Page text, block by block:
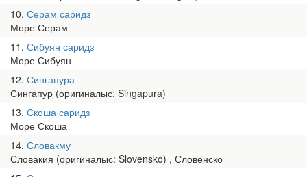
10 Серам саридз
Море Серам
11 Сибуян саридз
Море Сибуян
12 Сингапура
Сингапур (оригиналыс: Singapura)
13 Скоша саридз
Море Скоша
14 Словакму
Словакия (оригиналыс: Slovensko) , Словенско